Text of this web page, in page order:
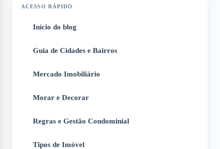
ACESSO RÁPIDO
Início do blog
Guia de Cidades e Bairros
Mercado Imobiliário
Morar e Decorar
Regras e Gestão Condominial
Tipos de Imóvel